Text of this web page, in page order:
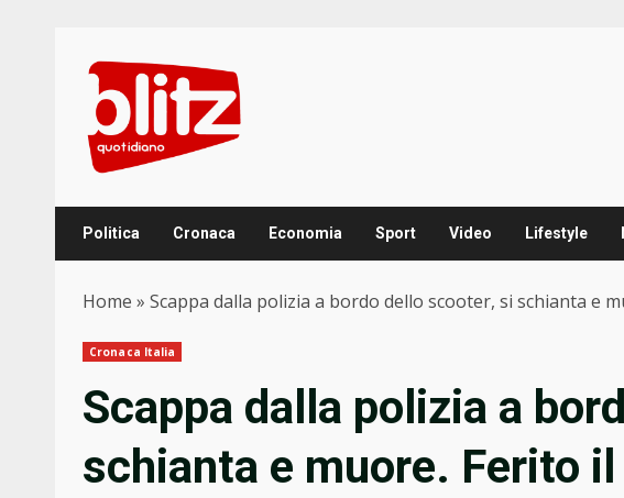
content
Politica Cronaca Economia Sport Video Lifestyle
Home » Scappa dalla polizia a bordo dello scooter, si schianta e
Cronaca Italia
Scappa dalla polizia a
schianta e muore. Ferito